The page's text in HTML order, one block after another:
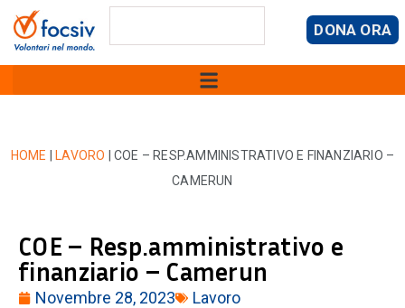
DONA ORA
HOME LAVORO |COE – RESP.AMMINISTRATIVO E FINANZIARIO –
CAMERUN
COE – Resp.amministrativo e
finanziario – Camerun
Novembre 28, 2023 Lavoro